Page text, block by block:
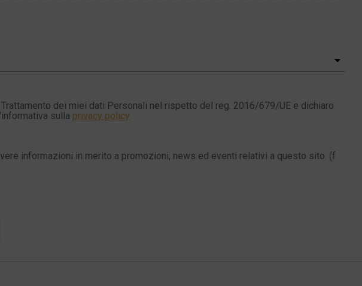
dei miei dati Personali nel rispetto del reg. 2016/679/UE e dichiaro
sulla privacy policy
informazioni in merito a promozioni, news ed eventi relativi a questo sito. (f